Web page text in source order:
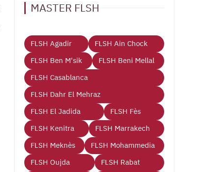
MASTER FLSH
FLSH Agadir
FLSH Ain Chock
FLSH Ben M'sik
FLSH Beni Mellal
FLSH Casablanca
FLSH Dahr El Mehraz
FLSH El Jadida
FLSH Fès
FLSH Kenitra
FLSH Marrakech
FLSH Meknès
FLSH Mohammedia
FLSH Oujda
FLSH Rabat